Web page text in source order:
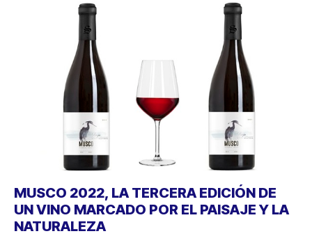
MUSCO 2022, LA TERCERA EDICIÓN DE
UN VINO MARCADO POR EL PAISAJE Y LA
NATURALEZA